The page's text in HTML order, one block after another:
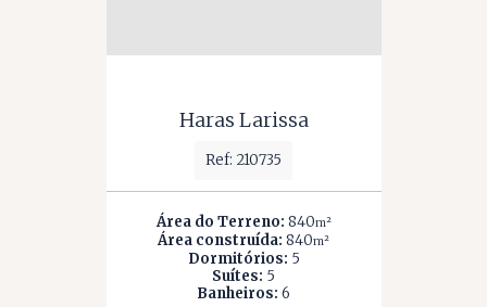
Haras Larissa
Ref: 210735
Área do Terreno: 840m²
Área construída: 840m²
Dormitórios: 5
Suítes: 5
Banheiros: 6